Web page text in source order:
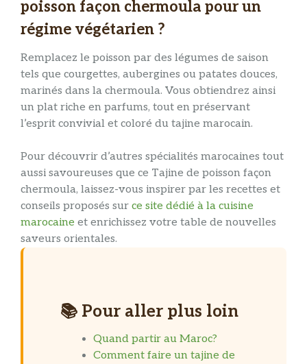
poisson façon chermoula pour un
régime végétarien ?
Remplacez le poisson par des légumes de saison
tels que courgettes, aubergines ou patates douces,
marinés dans la chermoula. Vous obtiendrez ainsi
un plat riche en parfums, tout en préservant
l’esprit convivial et coloré du tajine marocain.
Pour découvrir d’autres spécialités marocaines tout
aussi savoureuses que ce Tajine de poisson façon
chermoula, laissez-vous inspirer par les recettes et
conseils proposés sur ce site dédié à la cuisine
marocaine et enrichissez votre table de nouvelles
saveurs orientales.
📚 Pour aller plus loin
Quand partir au Maroc?
Comment faire un tajine de